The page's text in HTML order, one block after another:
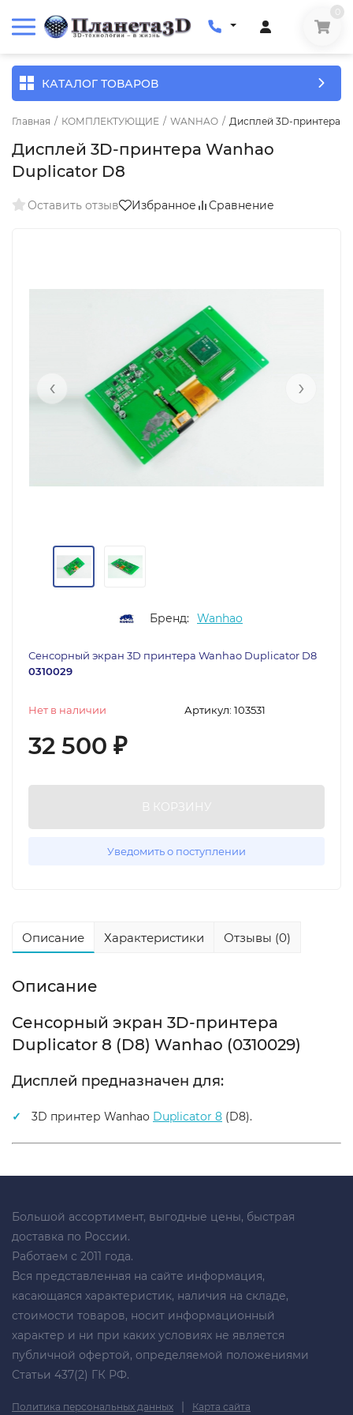
КАТАЛОГ ТОВАРОВ
Главная / КОМПЛЕКТУЮЩИЕ / WANHAO / Дисплей 3D-принтера
Дисплей 3D-принтера Wanhao
Duplicator D8
Оставить отзыв Избранное Сравнение
‹ ›
Бренд: Wanhao
Сенсорный экран 3D принтера Wanhao Duplicator D8
0310029
Артикул: 103531
Нет в наличии
32 500 ₽
В КОРЗИНУ
Уведомить о поступлении
Описание Характеристики Отзывы (0)
Описание
Сенсорный экран 3D-принтера
Duplicator 8 (D8) Wanhao (0310029)
Дисплей предназначен для:
3D принтер Wanhao Duplicator 8 (D8).
Большой ассортимент, выгодные цены, быстрая
доставка по России.
Работаем с 2011 года.
Вся представленная на сайте информация,
касающаяся характеристик, наличия на складе,
стоимости товаров, носит информационный
характер и ни при каких условиях не является
публичной офертой, определяемой положениями
Статьи 437(2) ГК РФ.
Политика персональных данных | Карта сайта